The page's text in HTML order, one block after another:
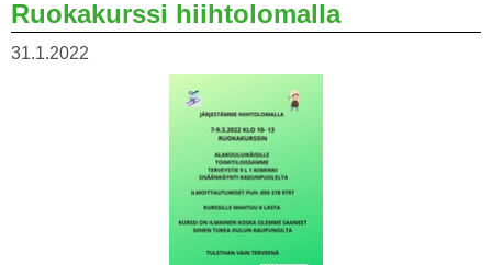
Ruokakurssi hiihtolomalla
31.1.2022